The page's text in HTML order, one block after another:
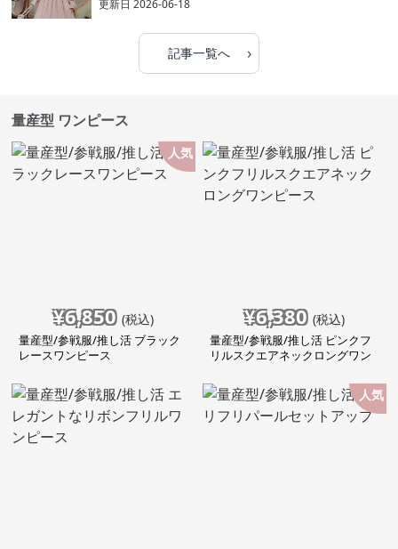
更新日2026-06-18
記事一覧へ ›
量産型 ワンピース
人気
¥6,850 (税込)
量産型/参戦服/推し活 ブラック
レースワンピース
¥6,380 (税込)
量産型/参戦服/推し活 ピンクフ
リルスクエアネックロングワン
人気